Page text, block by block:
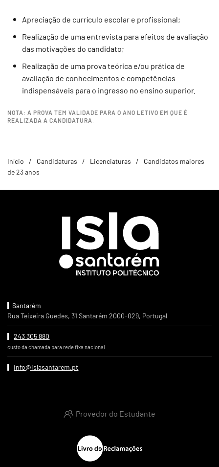
Apreciação de currículo escolar e profissional;
Realização de uma entrevista para efeitos de avaliação
das motivações do candidato;
Realização de uma prova teórica e/ou prática de
avaliação de conhecimentos e competências
indispensáveis para o ingresso no ensino superior.
NOTA: A PROVA TEM VALIDADE PARA O ANO LETIVO EM QUE É
REALIZADA A CANDIDATURA.
Início Candidaturas Licenciaturas
Candidatos maiores
de 23 anos
Santarém
Rua Teixeira Guedes, 31 Santarém 2000-029, Portugal
243 305 880
custo da chamada para rede fixa nacional
info@islasantarem.pt
Provedor do Estudante